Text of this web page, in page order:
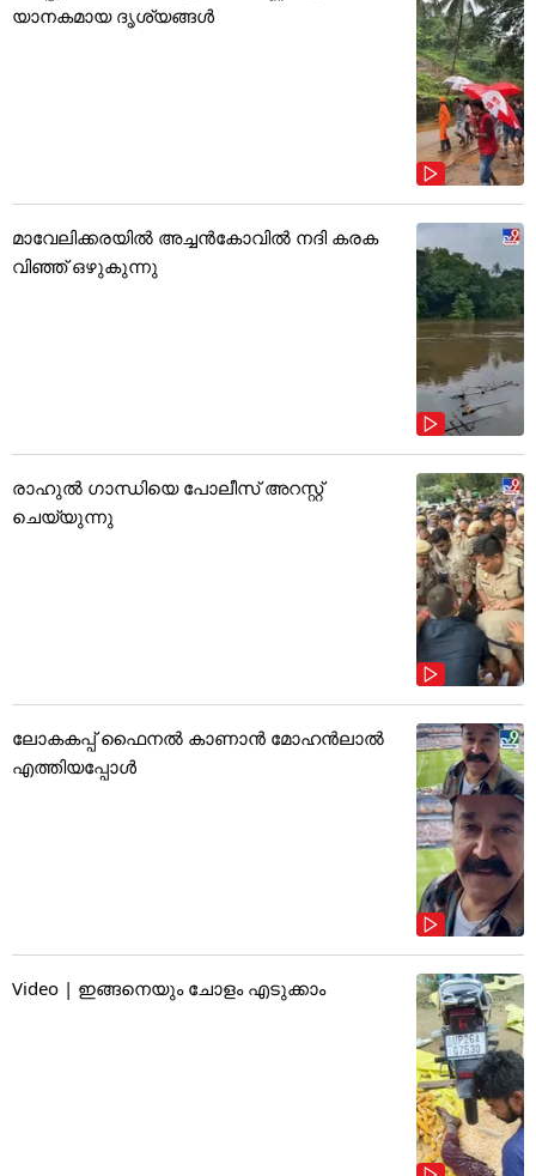
യാനകമായ ദൃശ്യങ്ങൾ
മാവേലിക്കരയിൽ അച്ചൻകോവിൽ നദി കരക
വിഞ്ഞ് ഒഴുകുന്നു
രാഹുൽ ഗാന്ധിയെ പോലീസ് അറസ്റ്റ്
ചെയ്യുന്നു
ലോകകപ്പ് ഫൈനൽ കാണാൻ മോഹൻലാൽ
എത്തിയപ്പോൾ
Video | ഇങ്ങനെയും ചോളം എടുക്കാം